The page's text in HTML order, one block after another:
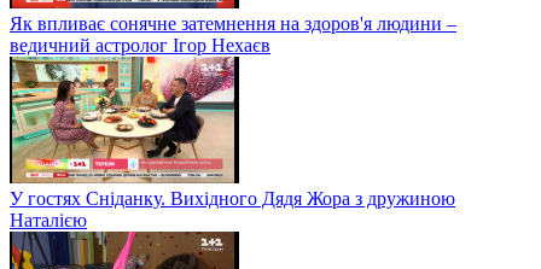
Як впливає сонячне затемнення на здоров'я людини –
ведичний астролог Ігор Нехаєв
У гостях Сніданку. Вихідного Дядя Жора з дружиною
Наталією